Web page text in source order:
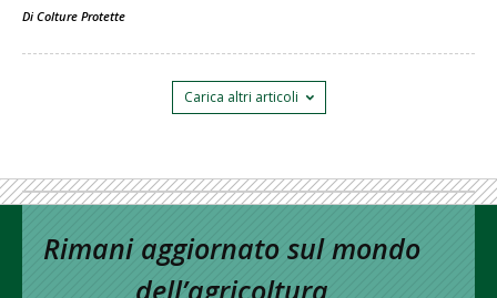
Di Colture Protette
Carica altri articoli
Rimani aggiornato sul mondo
dell’agricoltura